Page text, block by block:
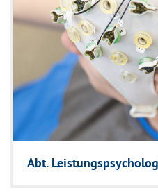
Abt.